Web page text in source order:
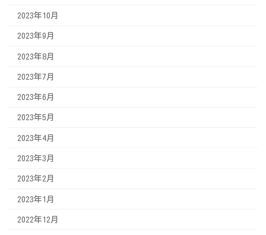
2023年10月
2023年9月
2023年8月
2023年7月
2023年6月
2023年5月
2023年4月
2023年3月
2023年2月
2023年1月
2022年12月